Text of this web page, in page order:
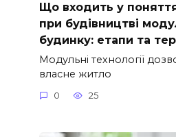
Що входить у
при будівництві
будинку: етапи та
Модульні технології
власне житло
0 25